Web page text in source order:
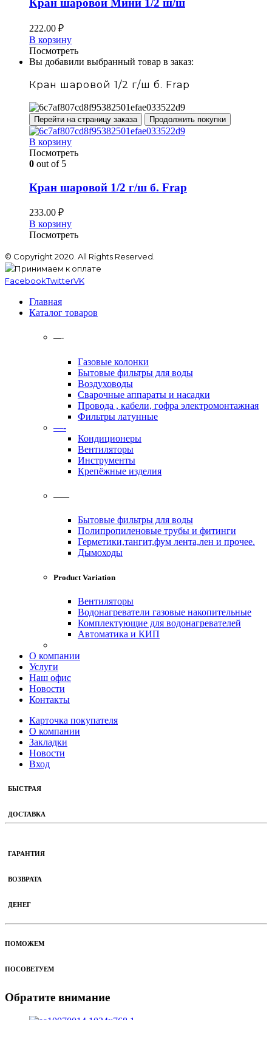
Кран шаровой Мини 1/2 ш/ш
222.00 ₽
В корзину
Посмотреть
Вы добавили выбранный товар в заказ:
Кран шаровой 1/2 г/ш б. Frap
Перейти на страницу заказа Продолжить покупки
В корзину
Посмотреть
0 out of 5
Кран шаровой 1/2 г/ш б. Frap
233.00 ₽
В корзину
Посмотреть
© Copyright 2020. All Rights Reserved.
FacebookTwitterVK
Главная
Каталог товаров
—-
Газовые колонки
Бытовые фильтры для воды
Воздуховоды
Сварочные аппараты и насадки
Провода , кабели, гофра электромонтажная
Фильтры латунные
—-
Кондиционеры
Вентиляторы
Инструменты
Крепёжные изделия
——
Бытовые фильтры для воды
Полипропиленовые трубы и фитинги
Герметики,тангит,фум лента,лен и прочее.
Дымоходы
Product Variation
Вентиляторы
Водонагреватели газовые накопительные
Комплектующие для водонагревателей
Автоматика и КИП
О компании
Услуги
Наш офис
Новости
Контакты
Карточка покупателя
О компании
Закладки
Новости
Вход
БЫСТРАЯ
ДОСТАВКА
ГАРАНТИЯ
ВОЗВРАТА
ДЕНЕГ
ПОМОЖЕМ
ПОСОВЕТУЕМ
Обратите внимание